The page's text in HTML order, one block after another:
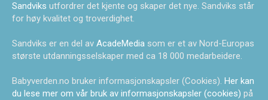
Sandviks utfordrer det kjente og skaper det nye. Sandviks står
for høy kvalitet og troverdighet.
Sandviks er en del av AcadeMedia som er et av Nord-Europas
største utdanningsselskaper med ca 18 000 medarbeidere.
Babyverden.no bruker informasjonskapsler (Cookies). Her kan
du lese mer om vår bruk av informasjonskapsler (cookies) på